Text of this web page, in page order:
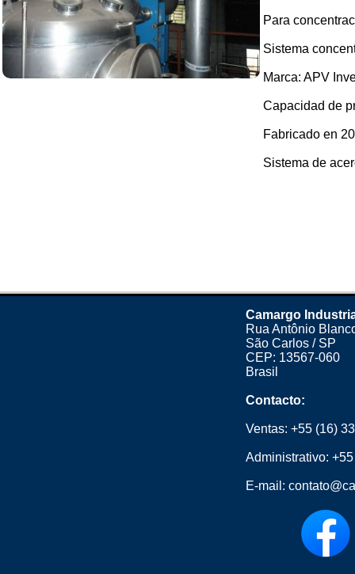
Para
Sistema
Marca: APV
Capacidad de
Fabricado en
Sistema de
Camargo
Rua Antônio
São Carlos / SP
CEP: 13567-060
Brasil
Contacto:
Ventas: +55 (16)
Administrativo:
E-mail: